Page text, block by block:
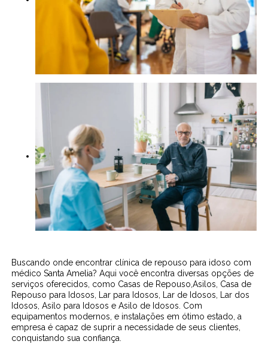
Buscando onde encontrar clínica de repouso para idoso com
médico Santa Amelia? Aqui você encontra diversas opções de
serviços oferecidos, como Casas de Repouso,Asilos, Casa de
Repouso para Idosos, Lar para Idosos, Lar de Idosos, Lar dos
Idosos, Asilo para Idosos e Asilo de Idosos. Com
equipamentos modernos, e instalações em ótimo estado, a
empresa é capaz de suprir a necessidade de seus clientes,
conquistando sua confiança.